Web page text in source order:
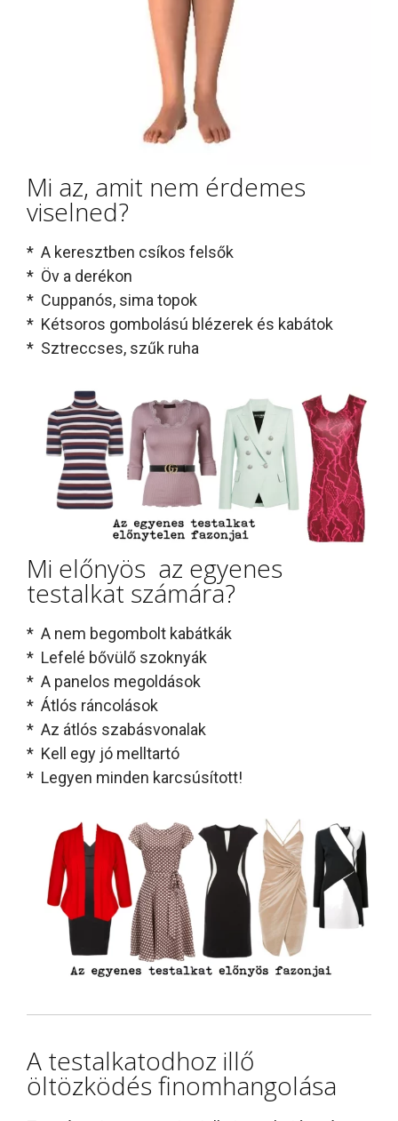
Mi az, amit nem érdemes
viselned?
* A keresztben csíkos felsők
* Öv a derékon
* Cuppanós, sima topok
* Kétsoros gombolású blézerek és kabátok
* Sztreccses, szűk ruha
Mi előnyös az egyenes
testalkat számára?
* A nem begombolt kabátkák
* Lefelé bővülő szoknyák
* A panelos megoldások
* Átlós ráncolások
* Az átlós szabásvonalak
* Kell egy jó melltartó
* Legyen minden karcsúsított!
A testalkatodhoz illő
öltözködés finomhangolása